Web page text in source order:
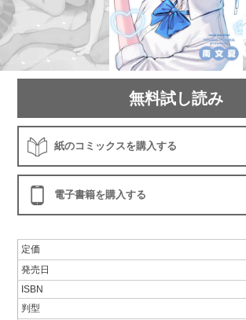
無料試し読み
紙のコミックスを購入する
電子書籍を購入する
定価
発売日
ISBN
判型